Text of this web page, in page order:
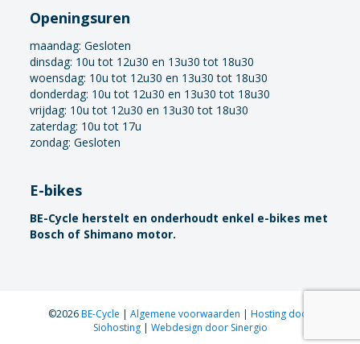
Openingsuren
maandag:Gesloten
dinsdag: 10u tot 12u30 en 13u30 tot 18u30
woensdag: 10u tot 12u30 en 13u30 tot 18u30
donderdag: 10u tot 12u30 en 13u30 tot 18u30
vrijdag: 10u tot 12u30 en 13u30 tot 18u30
zaterdag: 10u tot 17u
zondag: Gesloten
E-bikes
BE-Cycle herstelt en onderhoudt enkel e-bikes met
Bosch of Shimano motor.
©2026BE-Cycle | Algemene voorwaarden | Hosting door
Siohosting | Webdesign door Sinergio